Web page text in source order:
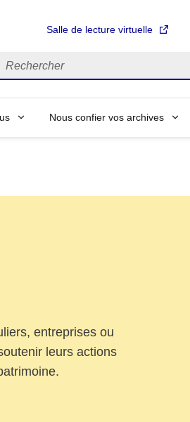
Salle de lecture virtuelle
Rechercher
Nous confier vos archives
entreprises ou
leurs actions